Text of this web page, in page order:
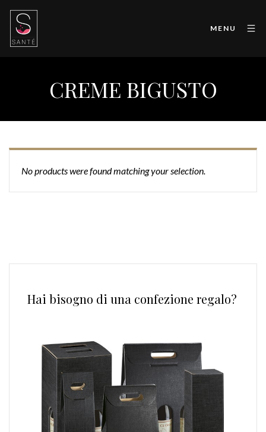
MENU
CREME BIGUSTO
No products were found matching your selection.
Hai bisogno di una confezione regalo?